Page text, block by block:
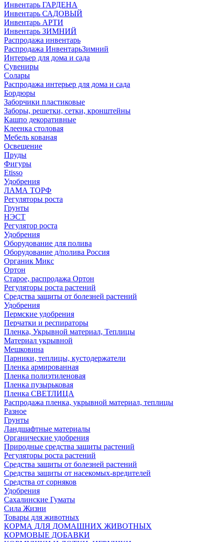
Инвентарь ГАРДЕНА
Инвентарь САДОВЫЙ
Инвентарь АРТИ
Инвентарь ЗИМНИЙ
Распродажа инвентарь
Распродажа ИнвентарьЗимний
Интерьер для дома и сада
Сувениры
Солары
Распродажа интерьер для дома и сада
Бордюры
Заборчики пластиковые
Заборы, решетки, сетки, кронштейны
Кашпо декоративные
Клеенка столовая
Мебель кованая
Освещение
Пруды
Фигуры
Etisso
Удобрения
ЛАМА ТОРФ
Регуляторы роста
Грунты
НЭСТ
Регулятор роста
Удобрения
Оборудование для полива
Оборудование д/полива Россия
Органик Микс
Ортон
Старое, распродажа Ортон
Регуляторы роста растений
Средства защиты от болезней растений
Удобрения
Пермские удобрения
Перчатки и респираторы
Пленка, Укрывной материал, Теплицы
Материал укрывной
Мешковина
Парники, теплицы, кустодержатели
Пленка армированная
Пленка полиэтиленовая
Пленка пузырьковая
Пленка СВЕТЛИЦА
Распродажа пленка, укрывной материал, теплицы
Разное
Грунты
Ландшафтные материалы
Органические удобрения
Природные средства защиты растений
Регуляторы роста растений
Средства защиты от болезней растений
Средства защиты от насекомых-вредителей
Средства от сорняков
Удобрения
Сахалинские Гуматы
Сила Жизни
Товары для животных
КОРМА ДЛЯ ДОМАШНИХ ЖИВОТНЫХ
КОРМОВЫЕ ДОБАВКИ